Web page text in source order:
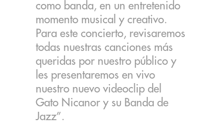
como banda, en un entretenido
momento musical y creativo.
Para este concierto, revisaremos
todas nuestras canciones más
queridas por nuestro público y
les presentaremos en vivo
nuestro nuevo videoclip del
Gato Nicanor y su Banda de
Jazz”.